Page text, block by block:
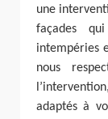
une
façades
intempéries
nous
adaptés à